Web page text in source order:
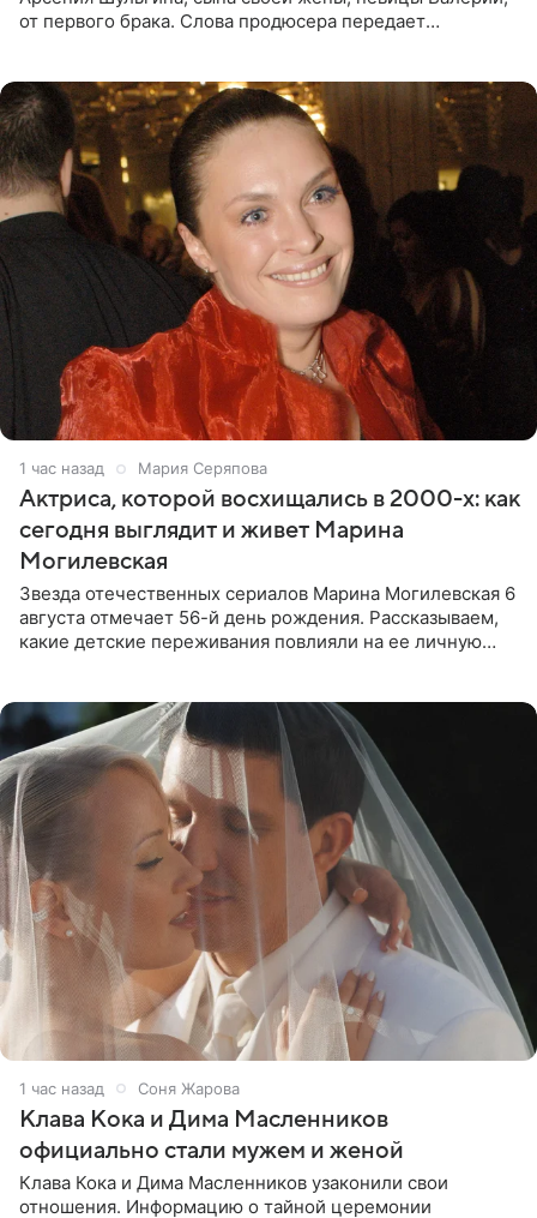
от первого брака. Слова продюсера передает
1 час назад Мария Серяпова
Актриса, которой восхищались в 2000-х: как
сегодня выглядит и живет Марина
Могилевская
Звезда отечественных сериалов Марина Могилевская 6
августа отмечает 56-й день рождения. Рассказываем,
какие детские переживания повлияли на ее личную
1 час назад Соня Жарова
Клава Кока и Дима Масленников
официально стали мужем и женой
Клава Кока и Дима Масленников узаконили свои
отношения. Информацию о тайной церемонии